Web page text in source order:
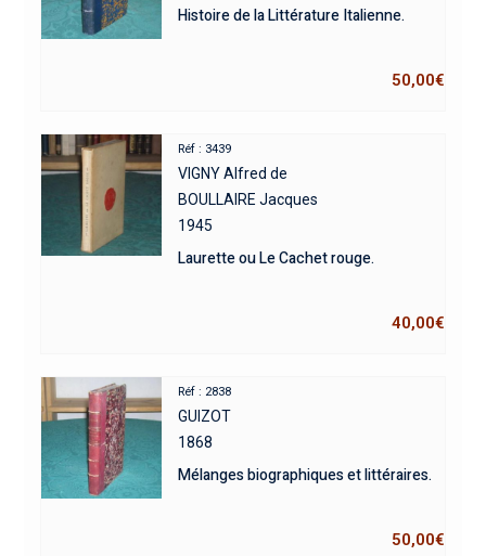
Histoire de la Littérature Italienne.
50,00€
Réf : 3439
VIGNY Alfred de
BOULLAIRE Jacques
1945
Laurette ou Le Cachet rouge.
40,00€
Réf : 2838
GUIZOT
1868
Mélanges biographiques et littéraires.
50,00€